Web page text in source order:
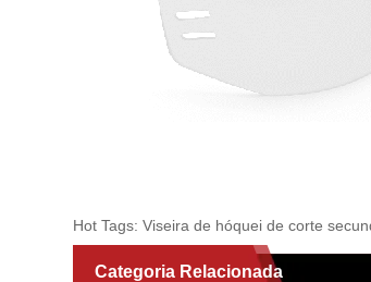
Hot Tags: Viseira de hóquei de corte
Categoria Relacionada